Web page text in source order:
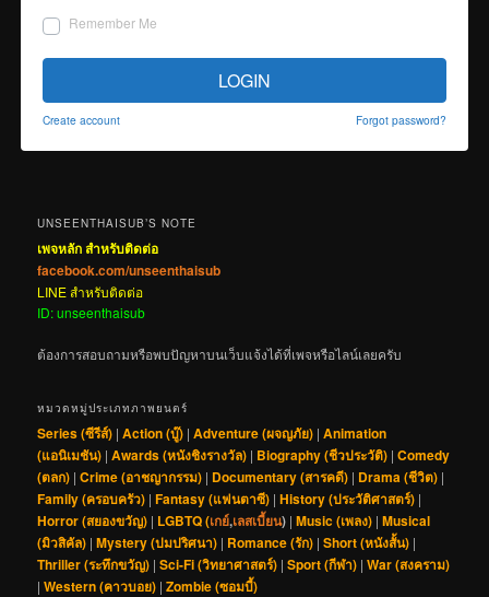
Remember Me
LOGIN
Create account Forgot password?
UNSEENTHAISUB’S NOTE
เพจหลัก สำหรับติดต่อ
facebook.com/unseenthaisub
LINE สำหรับติดต่อ
ID: unseenthaisub
ต้องการสอบถามหรือพบปัญหาบนเว็บแจ้งได้ที่เพจหรือไลน์เลยครับ
หมวดหมู่ประเภทภาพยนตร์
Series (ซีรีส์) |Action (บู๊) |Adventure (ผจญภัย) |Animation
(แอนิเมชัน) |Awards (หนังชิงรางวัล) | Biography (ชีวประวัติ) |Comedy
(ตลก) |Crime (อาชญากรรม) | Documentary (สารคดี) | Drama (ชีวิต) |
Family (ครอบครัว) |Fantasy (แฟนตาซี) |History (ประวัติศาสตร์) |
Horror (สยองขวัญ) | LGBTQ (เกย์,เลสเบี้ยน) |Music (เพลง) |Musical
(มิวสิคัล) |Mystery (ปมปริศนา) | Romance (รัก) |Short (หนังสั้น) |
Thriller (ระทึกขวัญ) |Sci-Fi (วิทยาศาสตร์) |Sport (กีฬา) |War (สงคราม)
|Western (คาวบอย) |Zombie (ซอมบี้)